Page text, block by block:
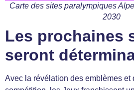
Carte des sites paralympiques
2030
Les prochaines
seront
Avec la révélation des emblèmes et